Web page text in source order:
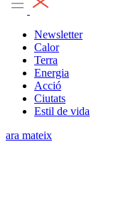
Newsletter
Calor
Terra
Energia
Acció
Ciutats
Estil de vida
ara mateix